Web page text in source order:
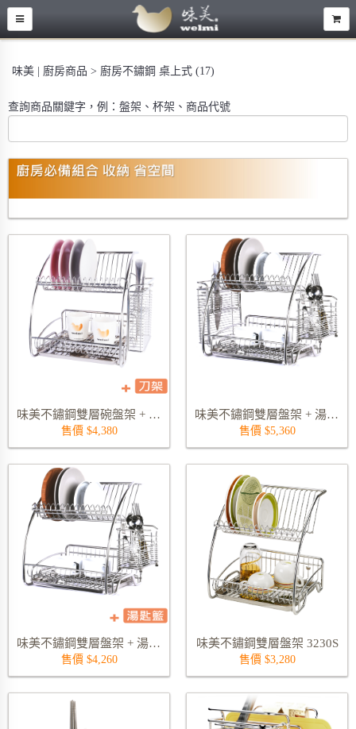
味美 | 廚房商品 > 廚房不鏽鋼 桌上式 (17)
查詢商品關鍵字，例：盤架、杯架、商品代號
廚房必備組合
味美不鏽鋼雙層碗盤架 + 多功能掛式刀架 3230S+3184S
售價 $4,380
味美不鏽鋼雙層盤架 + 湯匙籃 + 多功能掛式刀架 3230S+5288NS+3184S
售價 $5,360
味美不鏽鋼雙層盤架 + 湯匙籃 3230S+5288NS
售價 $4,260
味美不鏽鋼雙層盤架 3230S
售價 $3,280